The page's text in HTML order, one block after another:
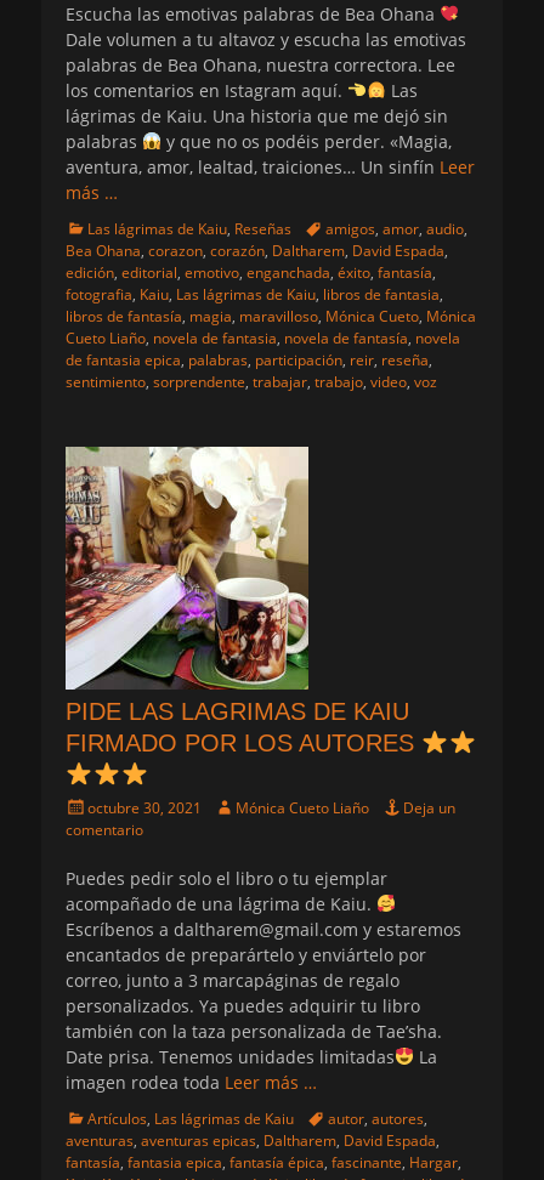
Escucha las emotivas palabras de Bea Ohana
Dale volumen a tu altavoz y escucha las emotivas
palabras de Bea Ohana, nuestra correctora. Lee
los comentarios en Istagram aquí.
Las
lágrimas de Kaiu. Una historia que me dejó sin
palabras
y que no os podéis perder. «Magia,
aventura, amor, lealtad, traiciones… Un sinfín Leer
más …
Categorias
Las lágrimas de Kaiu, Reseñas Etiquetas
amigos, amor, audio,
Bea Ohana, corazon, corazón, Daltharem, David Espada,
edición, editorial, emotivo, enganchada, éxito, fantasía,
fotografia, Kaiu, Las lágrimas de Kaiu, libros de fantasia,
libros de fantasía, magia, maravilloso, Mónica Cueto, Mónica
Cueto Liaño, novela de fantasia, novela de fantasía, novela
de fantasia epica, palabras, participación, reir, reseña,
sentimiento, sorprendente, trabajar, trabajo, video, voz
PIDE LAS LAGRIMAS DE KAIU
FIRMADO POR LOS AUTORES
Publicado
el
octubre 30, 2021 AutorMónica Cueto Liaño
Deja un
comentario
Puedes pedir solo el libro o tu ejemplar
acompañado de una lágrima de Kaiu.
Escríbenos a daltharem@gmail.com y estaremos
encantados de preparártelo y enviártelo por
correo, junto a 3 marcapáginas de regalo
personalizados. Ya puedes adquirir tu libro
también con la taza personalizada de Tae’sha.
Date prisa. Tenemos unidades limitadas
La
imagen rodea toda Leer más …
Categorias
Artículos, Las lágrimas de Kaiu Etiquetas
autor, autores,
aventuras, aventuras epicas, Daltharem, David Espada,
fantasía, fantasia epica, fantasía épica, fascinante, Hargar,